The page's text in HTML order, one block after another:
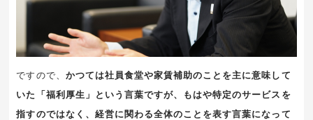
ですので、 かつては社員食堂や家賃補助のことを主に意味して
いた「福利厚生」という言葉ですが、もはや特定のサービスを
指すのではなく、経営に関わる全体のことを表す言葉になって